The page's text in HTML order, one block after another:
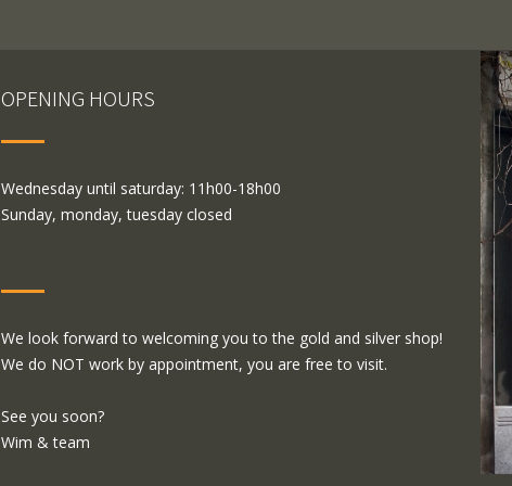
OPENING HOURS
Wednesday until saturday: 11h00-18h00
Sunday, monday, tuesday closed
We look forward to welcoming you to the gold and silver shop!
We do NOT work by appointment, you are free to visit.
See you soon?
Wim & team